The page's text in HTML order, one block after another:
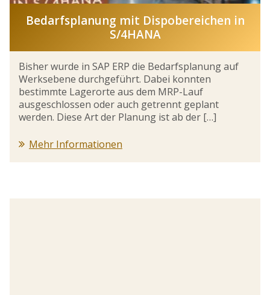
Bedarfsplanung mit Dispobereichen in
S/4HANA
Bisher wurde in SAP ERP die Bedarfsplanung auf
Werksebene durchgeführt. Dabei konnten
bestimmte Lagerorte aus dem MRP-Lauf
ausgeschlossen oder auch getrennt geplant
werden. Diese Art der Planung ist ab der […]
Mehr Informationen